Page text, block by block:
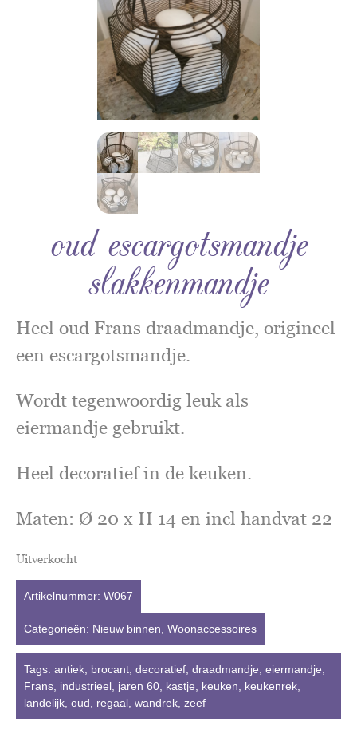
oud escargotsmandje
slakkenmandje
Heel oud Frans draadmandje, origineel
een escargotsmandje.
Wordt tegenwoordig leuk als
eiermandje gebruikt.
Heel decoratief in de keuken.
Maten: Ø 20 x H 14 en incl handvat 22
Uitverkocht
Artikelnummer: W067
Categorieën: Nieuw binnen Woonaccessoires
Tags: antiek brocant decoratief draadmandje eiermandje
Frans industrieel jaren 60 kastje keuken keukenrek
landelijk oud regaal wandrek zeef